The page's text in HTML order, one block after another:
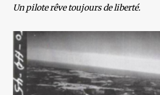
Un pilote rêve toujours de liberté.